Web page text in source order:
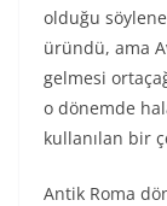
olduğu
üründü, ama
gelmesi
o dönemde
kullanılan bir
Antik Roma